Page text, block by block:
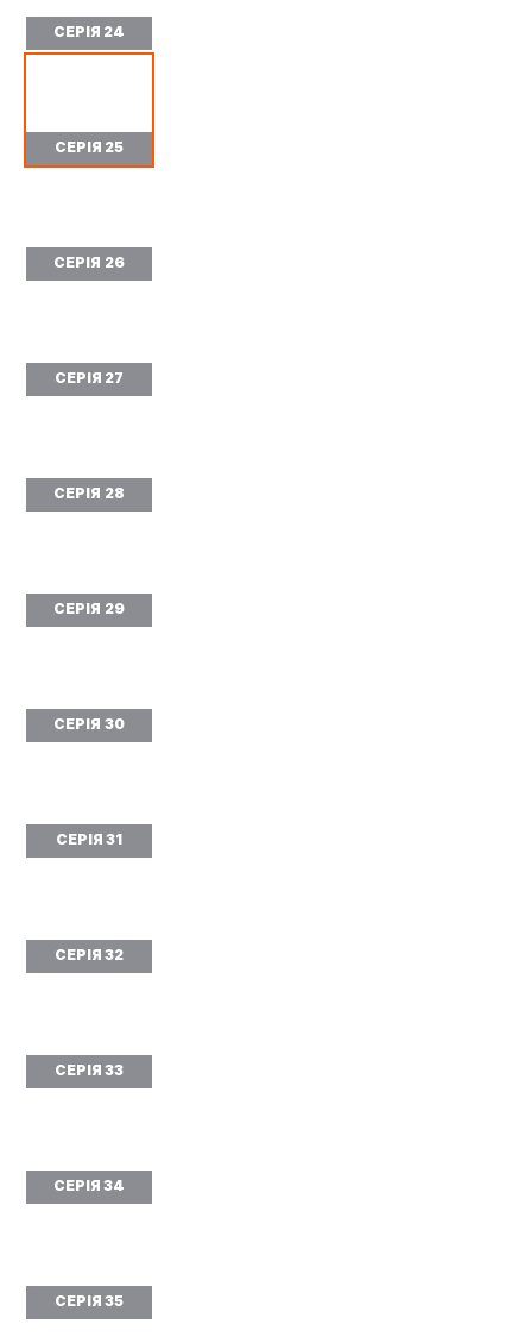
СЕРІЯ 24
СЕРІЯ 25
СЕРІЯ 26
СЕРІЯ 27
СЕРІЯ 28
СЕРІЯ 29
СЕРІЯ 30
СЕРІЯ 31
СЕРІЯ 32
СЕРІЯ 33
СЕРІЯ 34
СЕРІЯ 35